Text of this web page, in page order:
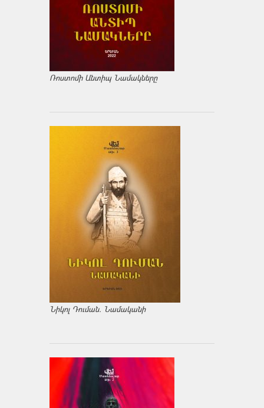
Ռոստոմի Անտիպ Նամակները
Նիկոլ Դուման. Նամականի